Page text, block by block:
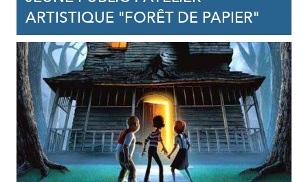
ARTISTIQUE "FORÊT DE PAPIER"